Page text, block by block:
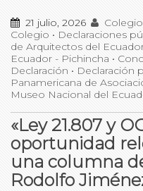
21 julio, 2026
Colegio • Declaraciones
de Arquitectos del
Ecuador - Pichincha •
Declaración • Declaración
Panamericana de
Museo Nacional del
«Ley 21.807 y
oportunidad
una columna
Rodolfo